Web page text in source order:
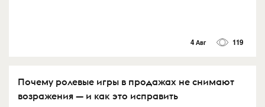
4 Авг 119
Почему ролевые игры в продажах не снимают
возражения — и как это исправить